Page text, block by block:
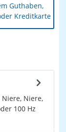
Guthaben,
Kreditkarte
Niere,
100 Hz